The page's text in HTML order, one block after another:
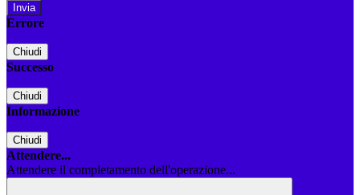
Errore
Chiudi
Successo
Chiudi
Informazione
Chiudi
Attendere...
Attendere il completamento dell'operazione...